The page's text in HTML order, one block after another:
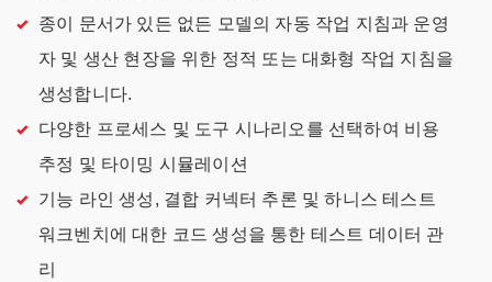
종이 문서가 있든 없든 모델의 자동 작업 지침과 운영
자 및 생산 현장을 위한 정적 또는 대화형 작업 지침을
생성합니다.
다양한 프로세스 및 도구 시나리오를 선택하여 비용
추정 및 타이밍 시뮬레이션
기능 라인 생성, 결합 커넥터 추론 및 하니스 테스트
워크벤치에 대한 코드 생성을 통한 테스트 데이터 관
리